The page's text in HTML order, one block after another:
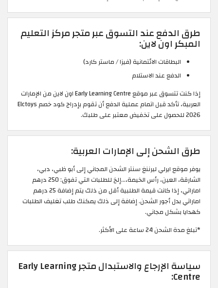
طرق الدفع عند التسوق عبر متجر مركز التعليم
المبكر اون لاين:
البطاقات الائتمانية (فيزا / ماستر كارد)
الدفع عند الاستلام
إذا كنت تتسوق عبر موقع Early Learning Centre اون لاين من الإمارات
العربية، تأكد قبل اتمام عملية الدفع أن تقوم بإدراج كود خصم Elctoys
2026 للحصول على تخفيض معتبر على طلبك.
طرق الشحن إلى الإمارات العربية:
يوفر موقع ايرلي ليرننغ سنتر الشحن المجاني إلى أبو ظبي، دبي،
الشارقة، العين، رأس الخيمة،…إلخ للطلبات التي تفوق: 250 درهم
اماراتي، إذا كانت قيمة الطلبية أقل من ذلك يتم إضافة 25 درهم
اماراتي بدل أجور الشحن. إضافة إلى ذلك يمكنك طلب تغليف الطلبات
كهدايا بشكل مجاني.
*تبلغ مدة الشحن 24 ساعة على الأكثر.
سياسة الإرجاع والاستبدال متجر Early Learning
Centre: